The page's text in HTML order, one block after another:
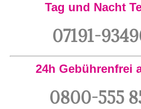
Tag und Nacht
07191-
24h Gebührenfrei
0800-555